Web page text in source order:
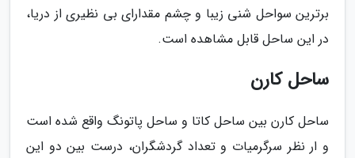
برترین سواحل شنی زیبا و چشم مقدارای بی نظیری از دریا،
در این ساحل قابل مشاهده است.
ساحل کارن
ساحل کارن بین ساحل کاتا و ساحل پاتونگ واقع شده است
و ار نظر سرگرمیات و تعداد گردشگران، درست بین دو این